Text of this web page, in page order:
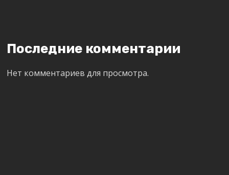
Последние комментарии
Нет комментариев для просмотра.